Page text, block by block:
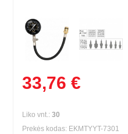
33,76 €
Liko vnt.:30
Prekės kodas: EKMTYYT-7301